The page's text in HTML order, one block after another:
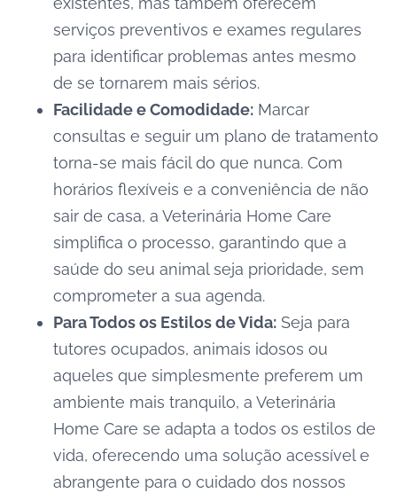
serviços preventivos e exames regulares
para identificar problemas antes mesmo
de se tornarem mais sérios.
Facilidade e Comodidade: Marcar
consultas e seguir um plano de tratamento
torna-se mais fácil do que nunca. Com
horários flexíveis e a conveniência de não
sair de casa, a Veterinária Home Care
simplifica o processo, garantindo que a
saúde do seu animal seja prioridade, sem
comprometer a sua agenda.
Para Todos os Estilos de Vida: Seja para
tutores ocupados, animais idosos ou
aqueles que simplesmente preferem um
ambiente mais tranquilo, a Veterinária
Home Care se adapta a todos os estilos de
vida, oferecendo uma solução acessível e
abrangente para o cuidado dos nossos